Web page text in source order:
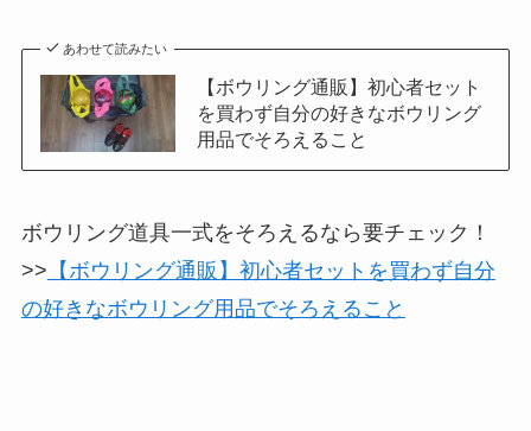
あわせて読みたい
【ボウリング通販】初心者セット
を買わず自分の好きなボウリング
用品でそろえること
ボウリング道具一式をそろえるなら要チェック！
>> 【ボウリング通販】初心者セットを買わず自分
の好きなボウリング用品でそろえること